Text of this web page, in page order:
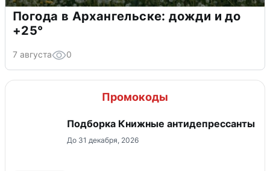
Погода в Архангельске: дожди и до
+25°
7 августа 0
Промокоды
Подборка Книжные антидепрессанты
До 31 декабря, 2026